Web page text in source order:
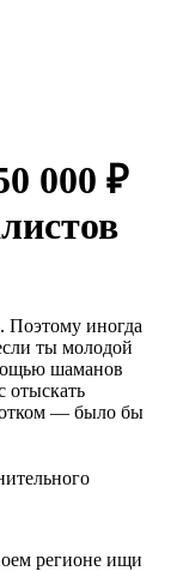
000 ₽
иногда
ты молодой
шаманов
отыскать
— было бы
регионе ищи